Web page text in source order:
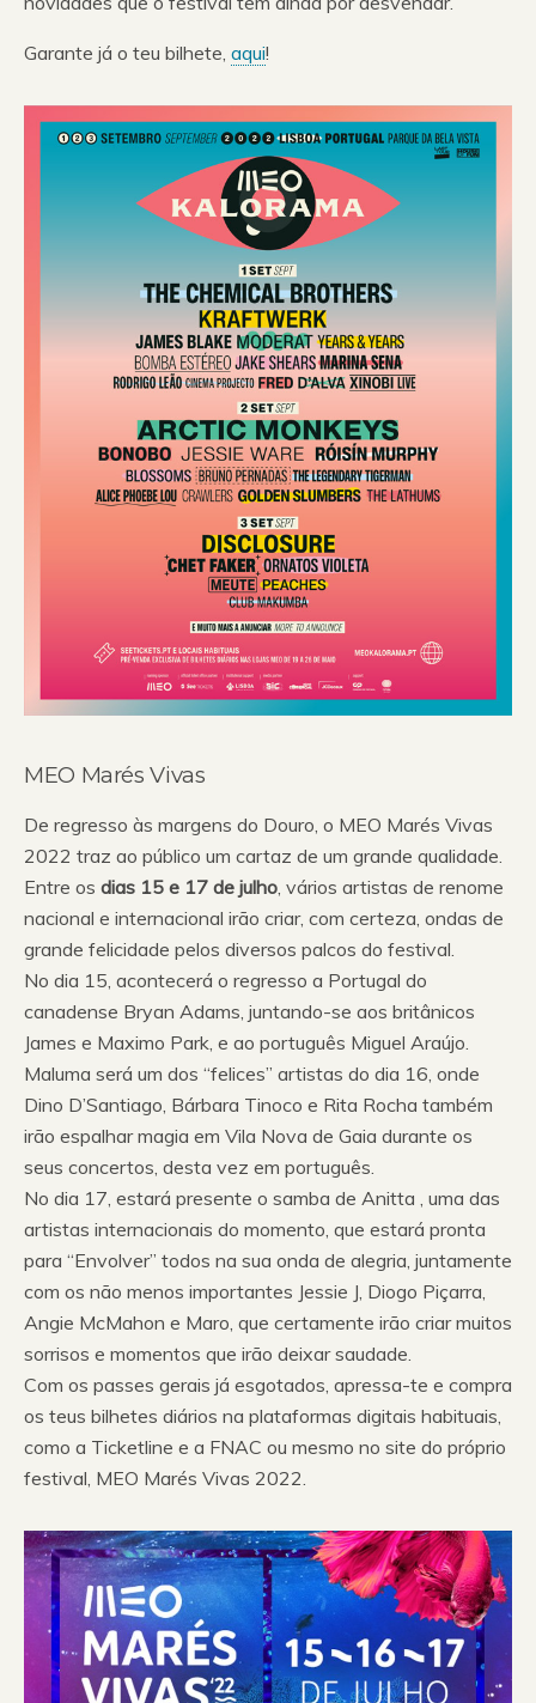
Garante já o teu bilhete, aqui!
MEO Marés Vivas
De regresso às margens do Douro, o MEO Marés Vivas
2022 traz ao público um cartaz de um grande qualidade.
Entre os dias 15 e 17 de julho, vários artistas de renome
nacional e internacional irão criar, com certeza, ondas de
grande felicidade pelos diversos palcos do festival.
No dia 15, acontecerá o regresso a Portugal do
canadense Bryan Adams, juntando-se aos britânicos
James e Maximo Park, e ao português Miguel Araújo.
Maluma será um dos “felices” artistas do dia 16, onde
Dino D’Santiago, Bárbara Tinoco e Rita Rocha também
irão espalhar magia em Vila Nova de Gaia durante os
seus concertos, desta vez em português.
No dia 17, estará presente o samba de Anitta , uma das
artistas internacionais do momento, que estará pronta
para “Envolver” todos na sua onda de alegria, juntamente
com os não menos importantes Jessie J, Diogo Piçarra,
Angie McMahon e Maro, que certamente irão criar muitos
sorrisos e momentos que irão deixar saudade.
Com os passes gerais já esgotados, apressa-te e compra
os teus bilhetes diários na plataformas digitais habituais,
como a Ticketline e a FNAC ou mesmo no site do próprio
festival, MEO Marés Vivas 2022.